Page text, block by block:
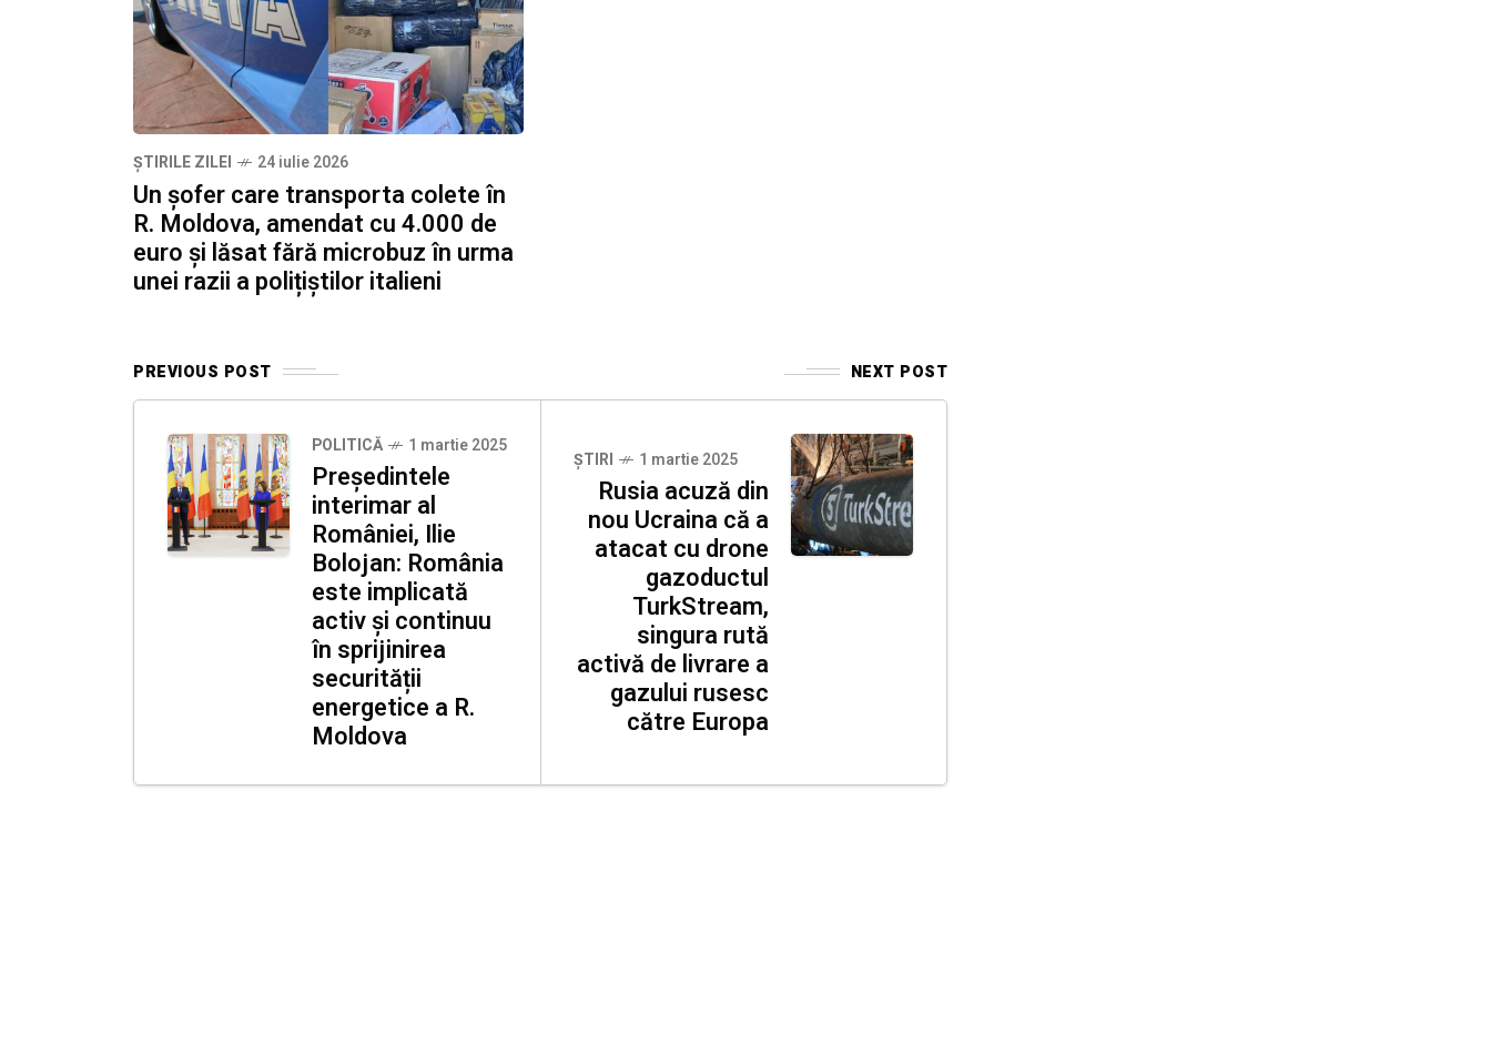
ȘTIRILE ZILEI 24 iulie 2026
Un șofer care transporta colete în
R. Moldova, amendat cu 4.000 de
euro și lăsat fără microbuz în urma
unei razii a polițiștilor italieni
PREVIOUS POST NEXT POST
POLITICĂ 1 martie 2025
Președintele
interimar al
României, Ilie
Bolojan: România
este implicată
activ și continuu
în sprijinirea
securității
energetice a R.
Moldova
ȘTIRI 1 martie 2025
Rusia acuză din
nou Ucraina că a
atacat cu drone
gazoductul
TurkStream,
singura rută
activă de livrare a
gazului rusesc
către Europa